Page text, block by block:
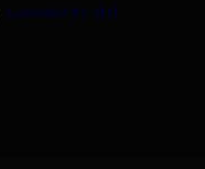
susisiekite dėl